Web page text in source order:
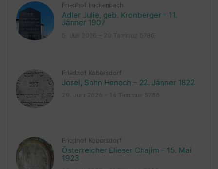
Friedhof Lackenbach
Adler Julie, geb. Kronberger – 11.
Jänner 1907
Friedhof Kobersdorf
Josel, Sohn Henoch – 22. Jänner 1822
Friedhof Kobersdorf
Österreicher Elieser Chajim – 15. Mai
1923